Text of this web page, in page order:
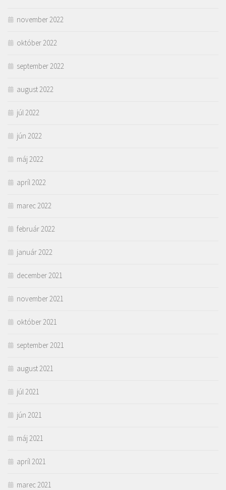
november 2022
október 2022
september 2022
august 2022
júl 2022
jún 2022
máj 2022
apríl 2022
marec 2022
február 2022
január 2022
december 2021
november 2021
október 2021
september 2021
august 2021
júl 2021
jún 2021
máj 2021
apríl 2021
marec 2021